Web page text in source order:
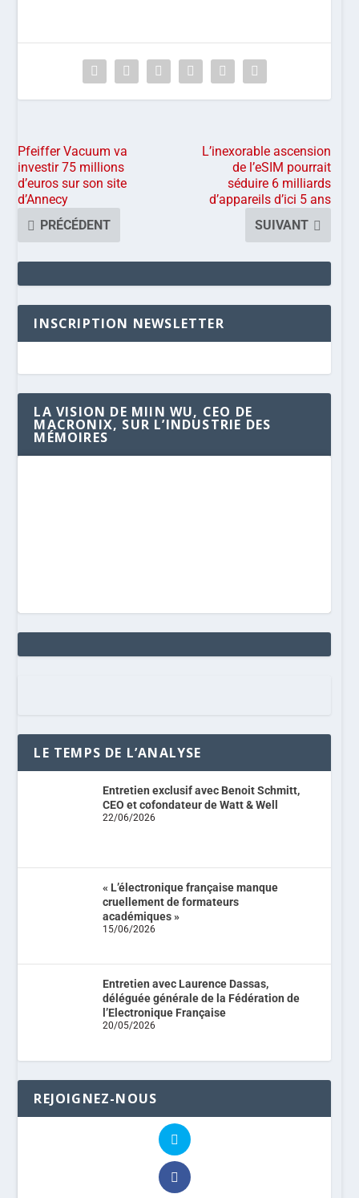
Pfeiffer Vacuum va
investir 75 millions
d’euros sur son site
d’Annecy
PRÉCÉDENT
L’inexorable ascension
de l’eSIM pourrait
séduire 6 milliards
d’appareils d’ici 5 ans
SUIVANT
INSCRIPTION NEWSLETTER
LA VISION DE MIIN WU, CEO DE
MACRONIX, SUR L’INDUSTRIE DES
MÉMOIRES
LE TEMPS DE L’ANALYSE
Entretien exclusif avec Benoit Schmitt,
CEO et cofondateur de Watt & Well
22/06/2026
« L’électronique française manque
cruellement de formateurs
académiques »
15/06/2026
Entretien avec Laurence Dassas,
déléguée générale de la Fédération de
l’Electronique Française
20/05/2026
REJOIGNEZ-NOUS